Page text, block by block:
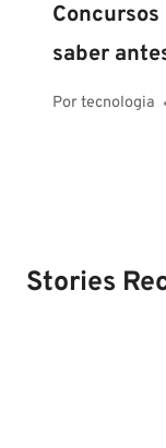
Concursos
saber
Portecnologia
Stories